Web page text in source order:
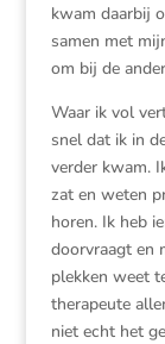
kwam daarbij
samen met
om bij de
Waar ik vol
snel dat ik in
verder kwam.
zat en weten
horen. Ik heb
doorvraagt en
plekken weet
therapeute
niet echt het